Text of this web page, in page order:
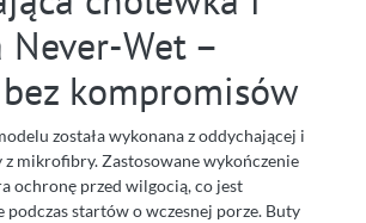
Never-Wet –
kompromisów
została wykonana z oddychającej i
z mikrofibry. Zastosowane wykończenie
ochronę przed wilgocią, co jest
podczas startów o wczesnej porze. Buty